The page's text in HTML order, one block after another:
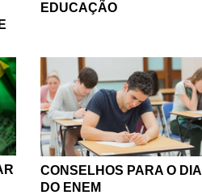
EDUCAÇÃO
CONSELHOS PARA O DIA
DO ENEM